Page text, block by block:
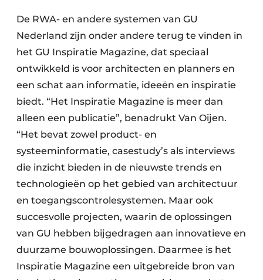
De RWA- en andere systemen van GU
Nederland zijn onder andere terug te vinden in
het GU Inspiratie Magazine, dat speciaal
ontwikkeld is voor architecten en planners en
een schat aan informatie, ideeën en inspiratie
biedt. “Het Inspiratie Magazine is meer dan
alleen een publicatie”, benadrukt Van Oijen.
“Het bevat zowel product- en
systeeminformatie, casestudy’s als interviews
die inzicht bieden in de nieuwste trends en
technologieën op het gebied van architectuur
en toegangscontrolesystemen. Maar ook
succesvolle projecten, waarin de oplossingen
van GU hebben bijgedragen aan innovatieve en
duurzame bouwoplossingen. Daarmee is het
Inspiratie Magazine een uitgebreide bron van